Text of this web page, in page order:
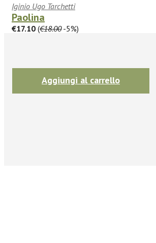
Iginio Ugo Tarchetti
Paolina
€17.10 (€18.00-5%)
Aggiungi al carrello